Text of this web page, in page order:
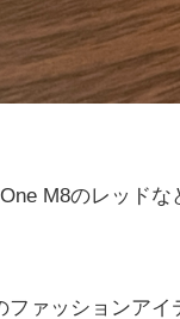
M8のレッドな
ファッションアイ